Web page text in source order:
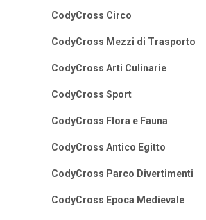
CodyCross Circo
CodyCross Mezzi di Trasporto
CodyCross Arti Culinarie
CodyCross Sport
CodyCross Flora e Fauna
CodyCross Antico Egitto
CodyCross Parco Divertimenti
CodyCross Epoca Medievale